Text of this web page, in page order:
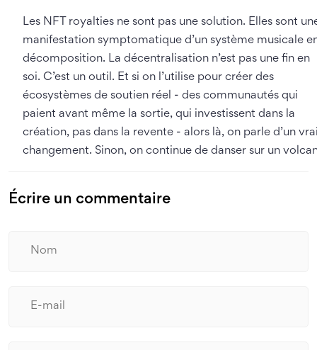
Les NFT royalties ne sont pas une solution. Elles sont
manifestation symptomatique d’un système musicale
décomposition. La décentralisation n’est pas une fin en
soi. C’est un outil. Et si on l’utilise pour créer des
écosystèmes de soutien réel - des communautés qui
paient avant même la sortie, qui investissent dans la
création, pas dans la revente - alors là, on parle d’un
changement. Sinon, on continue de danser sur un
Écrire un commentaire